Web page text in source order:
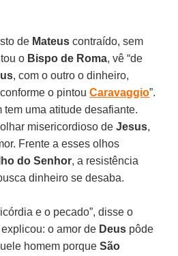
de Mateus contraído, sem
o Bispo de Roma, vê “de
, com o outro o dinheiro,
o pintouCaravaggio”.
tem uma atitude desafiante.
misericordioso deJesus,
Frente a esses olhos
do Senhor, a resistência
dinheiro se desaba.
e o pecado”, disse o
o amor de Deus pôde
homem porqueSão